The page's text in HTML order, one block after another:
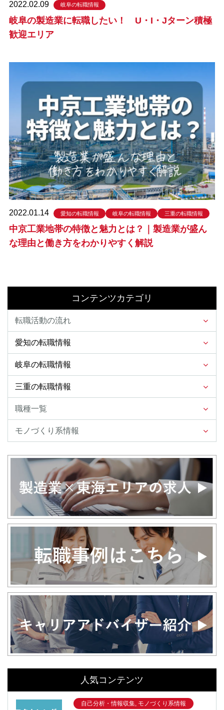
2022.02.09 岐阜の転職情報
岐阜の製造業に転職したい！ U・I・Jターン積極
歓迎エリア
2022.01.14 愛知の転職情報 岐阜の転職情報 三重の転職情報
中京工業地帯の特徴と魅力とは？｜製造業が盛ん
な理由と働き方をわかりやすく解説
コンテンツカテゴリ
転職活動の流れ
愛知の転職情報
岐阜の転職情報
三重の転職情報
職種一覧
モノづくり系情報
人気コンテンツ
自己分析・情報収集, モノづくり系情報